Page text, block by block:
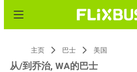
主页 巴士 美国
从/到乔治, WA的巴士